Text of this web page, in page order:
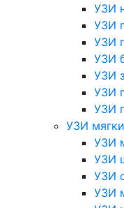
УЗИ
УЗИ
УЗИ
УЗИ
УЗИ
УЗИ
УЗИ
УЗИ
УЗИ
УЗИ
УЗИ
УЗИ